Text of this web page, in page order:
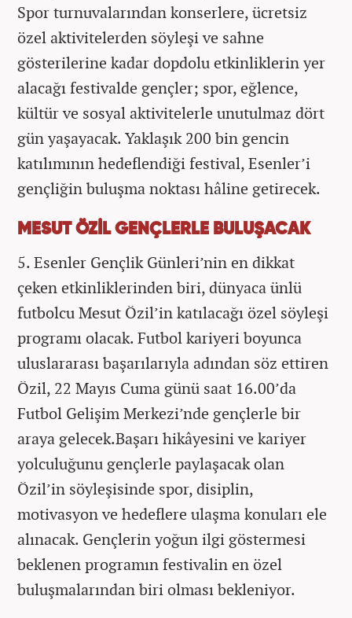
Spor turnuvalarından konserlere, ücretsiz
özel aktivitelerden söyleşi ve sahne
gösterilerine kadar dopdolu etkinliklerin yer
alacağı festivalde gençler; spor, eğlence,
kültür ve sosyal aktivitelerle unutulmaz dört
gün yaşayacak. Yaklaşık 200 bin gencin
katılımının hedeflendiği festival, Esenler’i
gençliğin buluşma noktası hâline getirecek.
MESUT ÖZİL GENÇLERLE BULUŞACAK
5. Esenler Gençlik Günleri’nin en dikkat
çeken etkinliklerinden biri, dünyaca ünlü
futbolcu Mesut Özil’in katılacağı özel söyleşi
programı olacak. Futbol kariyeri boyunca
uluslararası başarılarıyla adından söz ettiren
Özil, 22 Mayıs Cuma günü saat 16.00’da
Futbol Gelişim Merkezi’nde gençlerle bir
araya gelecek.Başarı hikâyesini ve kariyer
yolculuğunu gençlerle paylaşacak olan
Özil’in söyleşisinde spor, disiplin,
motivasyon ve hedeflere ulaşma konuları ele
alınacak. Gençlerin yoğun ilgi göstermesi
beklenen programın festivalin en özel
buluşmalarından biri olması bekleniyor.